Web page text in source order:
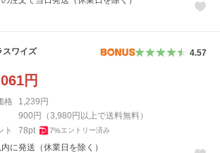
スワイズ 4.57
円
格 1,239円
900円 （3,980円以上で送料無料）
ト
78pt 7%エントリー済み
に発送（休業日を除く）